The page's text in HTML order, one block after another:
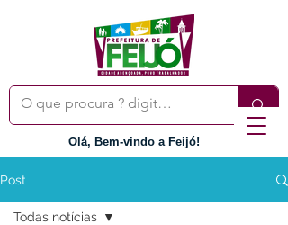
Olá, Bem-vindo a Feijó!
Post
Todas notícias